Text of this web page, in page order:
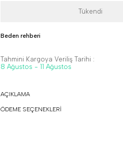
Tükendi
Beden rehberi
Tahmini Kargoya Veriliş Tarihi :
8 Ağustos - 11 Ağustos
AÇIKLAMA
ÖDEME SEÇENEKLERİ